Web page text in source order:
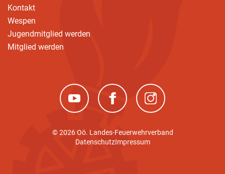
Kontakt
Wespen
Jugendmitglied werden
Mitglied werden
(neues Fenster)(neues Fenster)(neues Fenster)
© 2026 Oö. Landes-Feuerwehrverband
DatenschutzImpressum